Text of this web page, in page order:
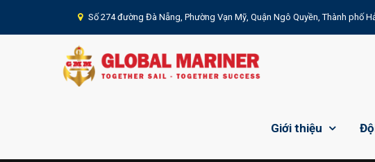
Số 274 đường Đà Nẵng, Phường Vạn Mỹ, Quận Ngô Quyền, Thành phố
Giới thiệu